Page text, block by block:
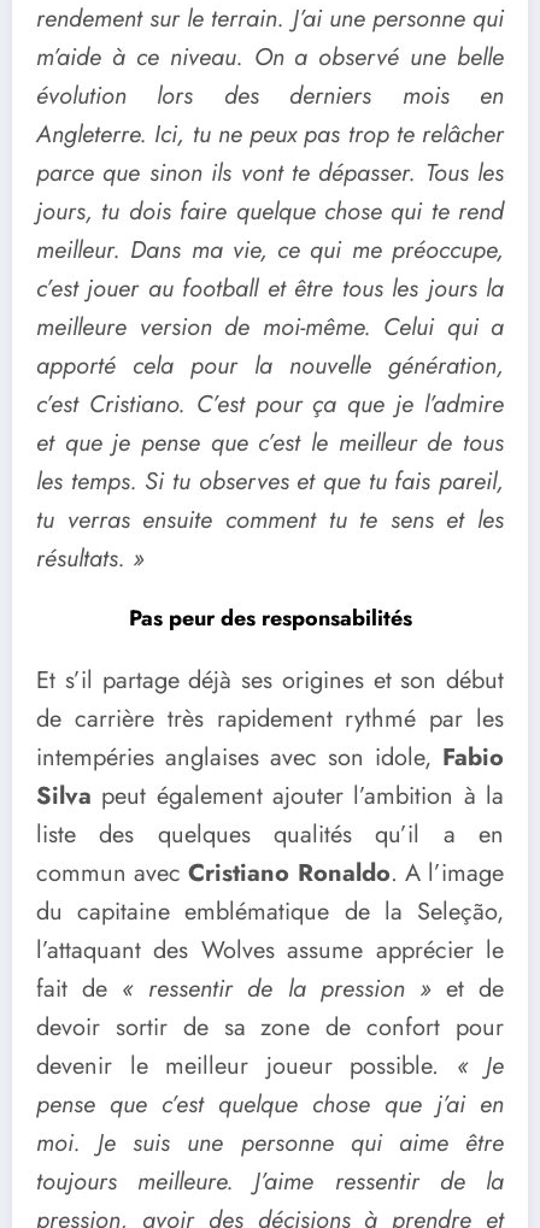
rendement sur le terrain. J’ai une personne qui
m’aide à ce niveau. On a observé une belle
évolution lors des derniers mois en
Angleterre. Ici, tu ne peux pas trop te relâcher
parce que sinon ils vont te dépasser. Tous les
jours, tu dois faire quelque chose qui te rend
meilleur. Dans ma vie, ce qui me préoccupe,
c’est jouer au football et être tous les jours la
meilleure version de moi-même. Celui qui a
apporté cela pour la nouvelle génération,
c’est Cristiano. C’est pour ça que je l’admire
et que je pense que c’est le meilleur de tous
les temps. Si tu observes et que tu fais pareil,
tu verras ensuite comment tu te sens et les
résultats. »
Pas peur des responsabilités
Et s’il partage déjà ses origines et son début
de carrière très rapidement rythmé par les
intempéries anglaises avec son idole, Fabio
Silva peut également ajouter l’ambition à la
liste des quelques qualités qu’il a en
commun avecCristiano Ronaldo. A l’image
du capitaine emblématique de la Seleção,
l’attaquant des Wolves assume apprécier le
fait de « ressentir de la pression »et de
devoir sortir de sa zone de confort pour
devenir le meilleur joueur possible. « Je
pense que c’est quelque chose que j’ai en
moi. Je suis une personne qui aime être
toujours meilleure. J’aime ressentir de la
pression, avoir des décisions à prendre et